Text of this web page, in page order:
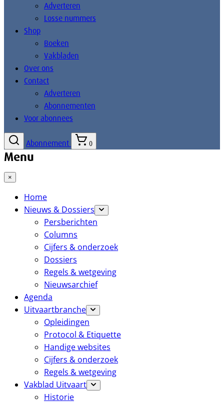
Adverteren
Losse nummers
Shop
Boeken
Vakbladen
Over ons
Contact
Adverteren
Abonnementen
Voor abonnees
Abonnement 0
Menu
×
Home
Nieuws & Dossiers
Persberichten
Columns
Cijfers & onderzoek
Dossiers
Regels & wetgeving
Nieuwsarchief
Agenda
Uitvaartbranche
Opleidingen
Protocol & Etiquette
Handige websites
Cijfers & onderzoek
Regels & wetgeving
Vakblad Uitvaart
Historie